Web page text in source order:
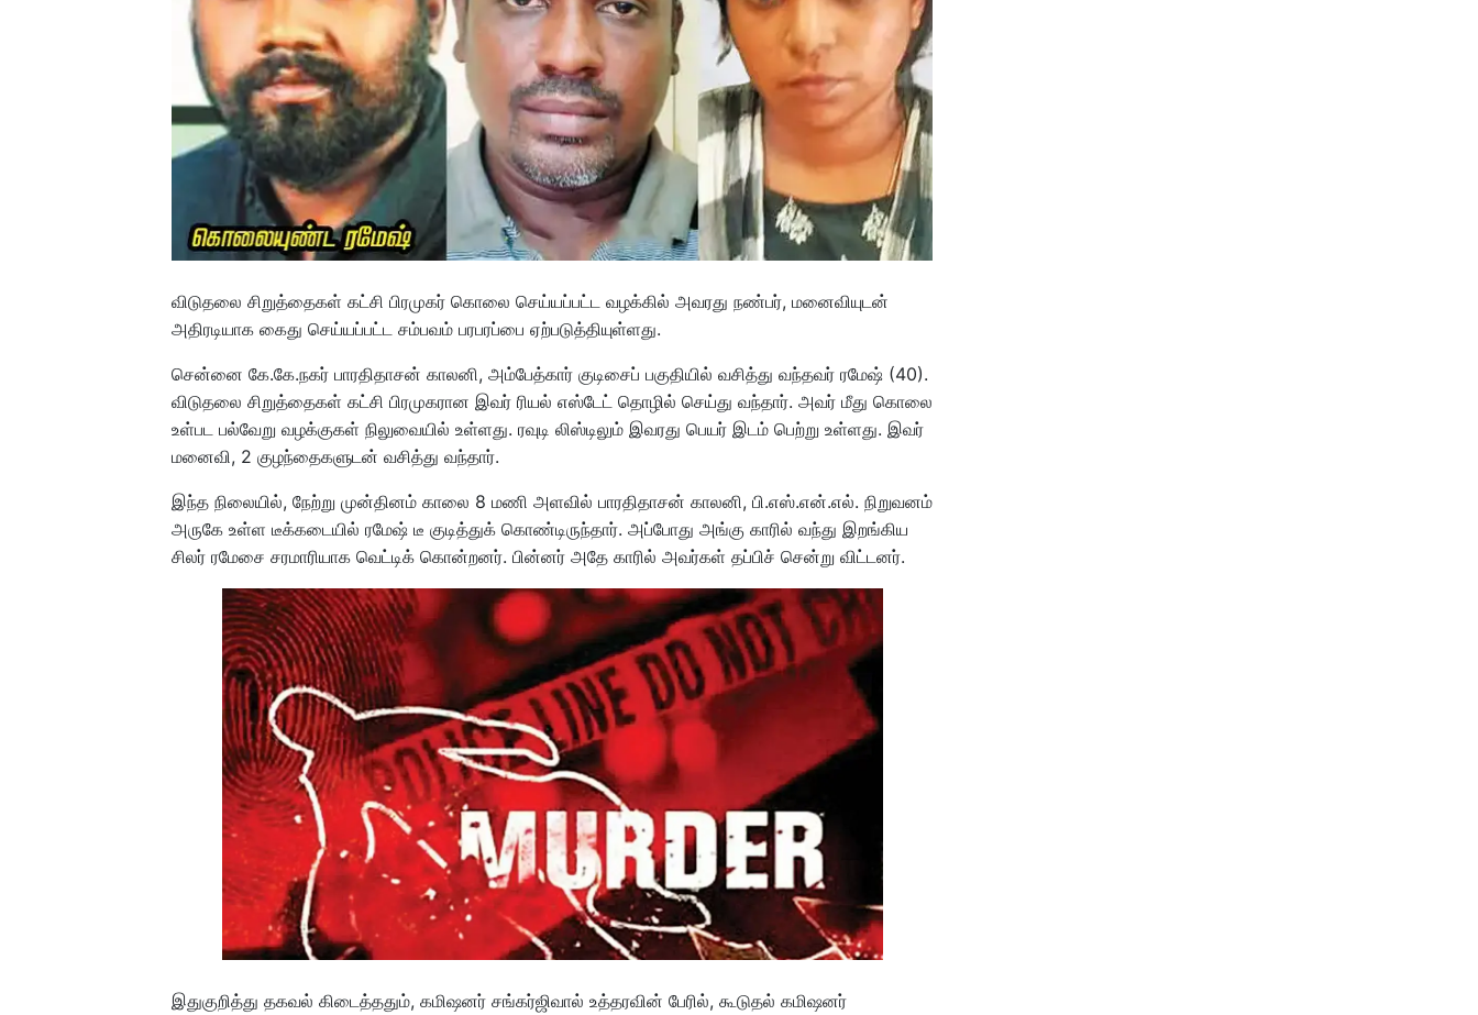
விடுதலை சிறுத்தைகள் கட்சி பிரமுகர் கொலை செய்யப்பட்ட வழக்கில் அவரது நண்பர், மனைவியுடன்
அதிரடியாக கைது செய்யப்பட்ட சம்பவம் பரபரப்பை ஏற்படுத்தியுள்ளது.
சென்னை கே.கே.நகர் பாரதிதாசன் காலனி, அம்பேத்கார் குடிசைப் பகுதியில் வசித்து வந்தவர் ரமேஷ் (40).
விடுதலை சிறுத்தைகள் கட்சி பிரமுகரான இவர் ரியல் எஸ்டேட் தொழில் செய்து வந்தார். அவர் மீது கொலை
உள்பட பல்வேறு வழக்குகள் நிலுவையில் உள்ளது. ரவுடி லிஸ்டிலும் இவரது பெயர் இடம் பெற்று உள்ளது. இவர்
மனைவி, 2 குழந்தைகளுடன் வசித்து வந்தார்.
இந்த நிலையில், நேற்று முன்தினம் காலை 8 மணி அளவில் பாரதிதாசன் காலனி, பி.எஸ்.என்.எல். நிறுவனம்
அருகே உள்ள டீக்கடையில் ரமேஷ் டீ குடித்துக் கொண்டிருந்தார். அப்போது அங்கு காரில் வந்து இறங்கிய
சிலர் ரமேசை சரமாரியாக வெட்டிக் கொன்றனர். பின்னர் அதே காரில் அவர்கள் தப்பிச் சென்று விட்டனர்.
இதுகுறித்து தகவல் கிடைத்ததும், கமிஷனர் சங்கர்ஜிவால் உத்தரவின் பேரில், கூடுதல் கமிஷனர்